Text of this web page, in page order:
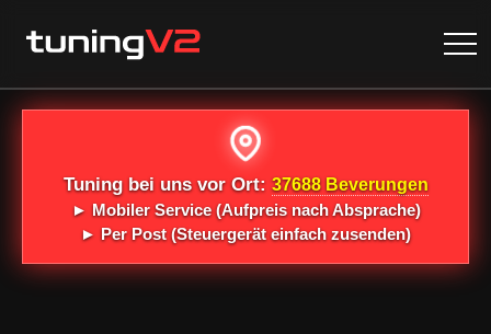
Tuning bei uns vor Ort: 37688 Beverungen
► Mobiler Service(Aufpreis nach Absprache)
►Per Post(Steuergerät einfach zusenden)